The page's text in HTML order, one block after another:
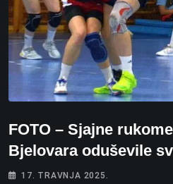
FOTO – Sjajne
Bjelovara oduševile
17. TRAVNJA 2025.